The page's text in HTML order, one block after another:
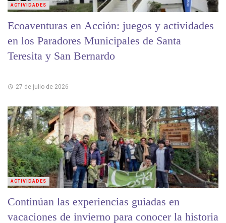
Ecoaventuras en Acción: juegos y actividades
en los Paradores Municipales de Santa
Teresita y San Bernardo
27 de julio de 2026
ACTIVIDADES
Continúan las experiencias guiadas en
vacaciones de invierno para conocer la historia
ACTIVIDADES